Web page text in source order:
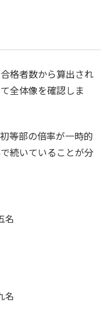
格者数から算出され
全体像を確認しま
等部の倍率が一時的
続いていることが分
名
名